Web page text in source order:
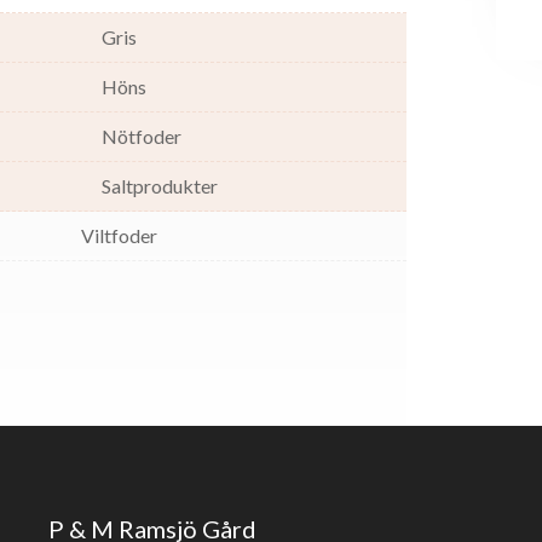
Gris
Höns
Nötfoder
Saltprodukter
Viltfoder
P & M Ramsjö Gård